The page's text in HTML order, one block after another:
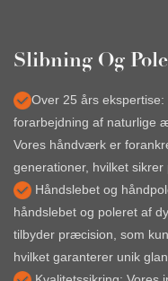
Slibning Og
Over 25 års
forarbejdning af naturlige
Vores håndværk er
generationer, hvilket sikrer
Håndslebet og
håndslebet og poleret af
tilbyder præcision, som
hvilket garanterer unik